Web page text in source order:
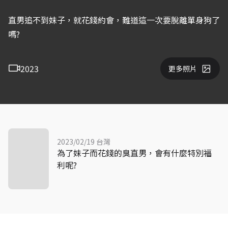
直男追不到妹子，就花錢約會，難道這一次要脫離單身狗了
嗎?
2023 更多照片
2023/02/19 台灣
為了妹子而花錢的臭直男，會有什麼特別福
利呢?